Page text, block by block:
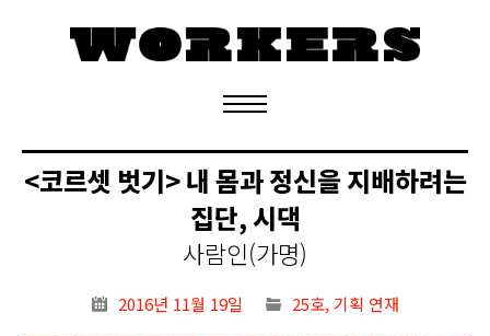
정기구독 신청
<코르셋 벗기> 내 몸과 정신을 지배하려는
집단, 시댁
사람인(가명)
2016년 11월 19일 25호,기획 연재